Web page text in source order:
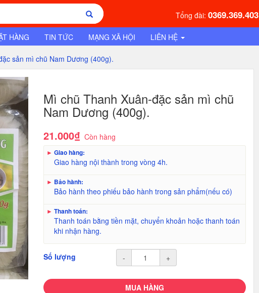
Tổng đài: 0369.369.403
HÀNG TIN TỨC MẠNG XÃ HỘI LIÊN HỆ
sản mì chũ Nam Dương (400g).
Mì chũ Thanh Xuân-đặc sản mì chũ
Nam Dương (400g).
21.000₫ Còn hàng
► Giao hàng:
Giao hàng nội thành trong vòng 4h.
► Bảo hành:
Bảo hành theo phiếu bảo hành trong sản phẩm(nếu có)
► Thanh toán:
Thanh toán bằng tiền mặt, chuyển khoản hoặc thanh toán
khi nhận hàng.
Số lượng - +
MUA HÀNG